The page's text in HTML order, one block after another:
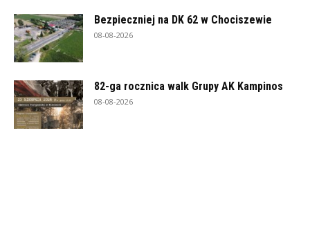
Bezpieczniej na DK 62 w Chociszewie
08-08-2026
82-ga rocznica walk Grupy AK Kampinos
08-08-2026